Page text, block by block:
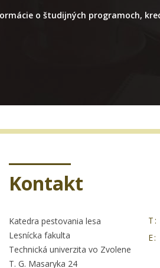
o študijných programoch,
Kontakt
Katedra pestovania lesa
Lesnícka fakulta
Technická univerzita vo Zvolene
T. G. Masaryka 24
T:
E: